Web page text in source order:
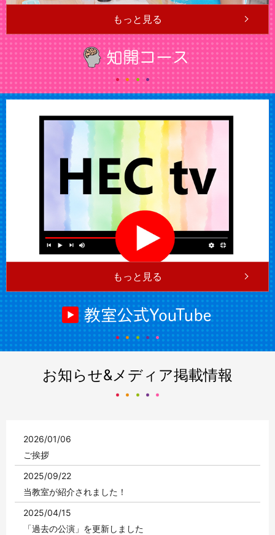
もっと見る
もっと見る
お知らせ&メディア掲載情報
2026/01/06
ご挨拶
2025/09/22
当教室が紹介されました！
2025/04/15
「過去の公演」を更新しました